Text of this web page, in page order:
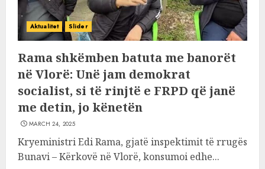
Aktualitet Slider
Rama shkëmben batuta me banorët
në Vlorë: Unë jam demokrat
socialist, si të rinjtë e FRPD që janë
me detin, jo kënetën
MARCH 24, 2025
Kryeministri Edi Rama, gjatë inspektimit të rrugës
Bunavi – Kërkovë në Vlorë, konsumoi edhe...